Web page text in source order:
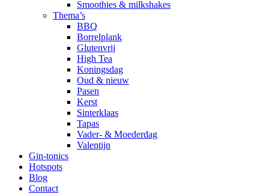
Smoothies & milkshakes
Thema’s
BBQ
Borrelplank
Glutenvrij
High Tea
Koningsdag
Oud & nieuw
Pasen
Kerst
Sinterklaas
Tapas
Vader- & Moederdag
Valentijn
Gin-tonics
Hotspots
Blog
Contact